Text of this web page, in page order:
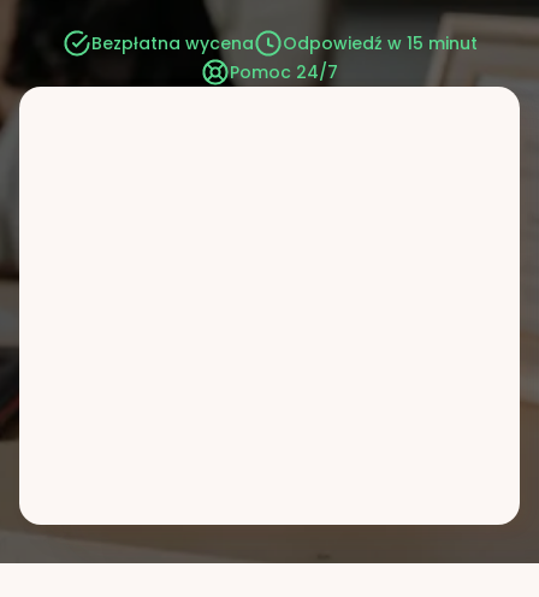
Bezpłatna wycena
Odpowiedź w 15 minut
Pomoc 24/7